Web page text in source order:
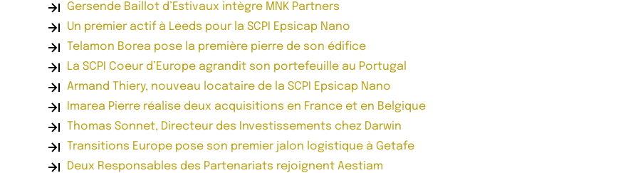
Gersende Baillot d’Estivaux intègre MNK Partners
Un premier actif à Leeds pour la SCPI Epsicap Nano
Telamon Borea pose la première pierre de son édifice
La SCPI Coeur d’Europe agrandit son portefeuille au Portugal
Armand Thiery, nouveau locataire de la SCPI Epsicap Nano
Imarea Pierre réalise deux acquisitions en France et en Belgique
Thomas Sonnet, Directeur des Investissements chez Darwin
Transitions Europe pose son premier jalon logistique à Getafe
Deux Responsables des Partenariats rejoignent Aestiam